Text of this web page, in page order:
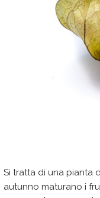
Si tratta di una pianta
autunno maturano i